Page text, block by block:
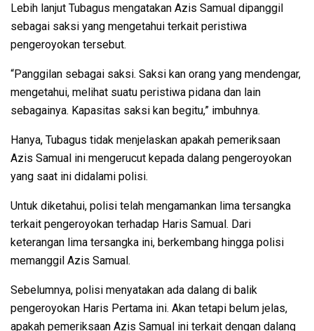
Lebih lanjut Tubagus mengatakan Azis Samual dipanggil
sebagai saksi yang mengetahui terkait peristiwa
pengeroyokan tersebut.
“Panggilan sebagai saksi. Saksi kan orang yang mendengar,
mengetahui, melihat suatu peristiwa pidana dan lain
sebagainya. Kapasitas saksi kan begitu,” imbuhnya.
Hanya, Tubagus tidak menjelaskan apakah pemeriksaan
Azis Samual ini mengerucut kepada dalang pengeroyokan
yang saat ini didalami polisi.
Untuk diketahui, polisi telah mengamankan lima tersangka
terkait pengeroyokan terhadap Haris Samual. Dari
keterangan lima tersangka ini, berkembang hingga polisi
memanggil Azis Samual.
Sebelumnya, polisi menyatakan ada dalang di balik
pengeroyokan Haris Pertama ini. Akan tetapi belum jelas,
apakah pemeriksaan Azis Samual ini terkait dengan dalang